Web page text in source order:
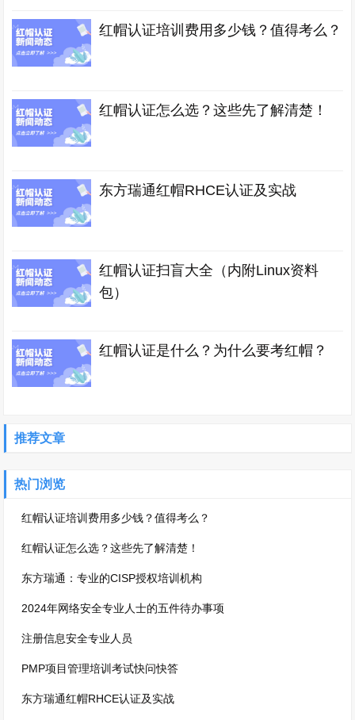
红帽认证培训费用多少钱？值得考么？
红帽认证怎么选？这些先了解清楚！
东方瑞通红帽RHCE认证及实战
红帽认证扫盲大全（内附Linux资料
包）
红帽认证是什么？为什么要考红帽？
推荐文章
热门浏览
红帽认证培训费用多少钱？值得考么？
红帽认证怎么选？这些先了解清楚！
东方瑞通：专业的CISP授权培训机构
2024年网络安全专业人士的五件待办事项
注册信息安全专业人员
PMP项目管理培训考试快问快答
东方瑞通红帽RHCE认证及实战